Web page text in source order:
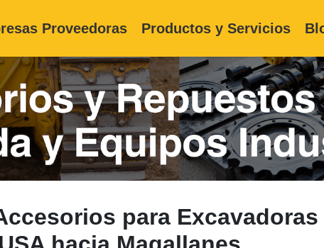
Proveedoras Productos y Servicios
para